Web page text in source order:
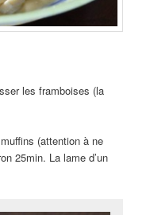
les framboises (la
(attention à ne
25min. La lame d’un